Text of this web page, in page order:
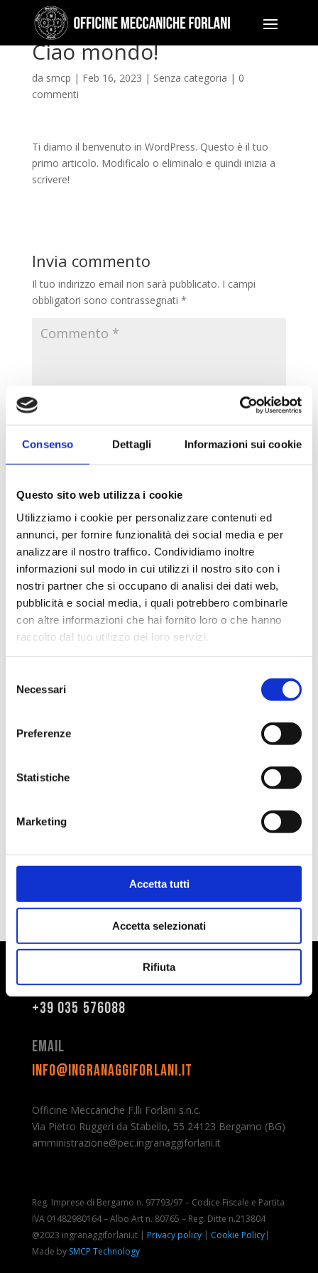
Consenso Dettagli Informazioni sui cookie
Questo sito web utilizza i cookie
Utilizziamo i cookie per personalizzare contenuti ed
annunci, per fornire funzionalità dei social media e per
analizzare il nostro traffico. Condividiamo inoltre
informazioni sul modo in cui utilizzi il nostro sito con i
nostri partner che si occupano di analisi dei dati web,
pubblicità e social media, i quali potrebbero combinarle
con altre informazioni che hai fornito loro o che hanno
raccolto dal tuo utilizzo dei loro servizi.
delNecessari
Preferenze
Statistiche
Marketing
Accetta tutti
Accetta selezionati
Rifiuta
Ciao mondo!
da smcp | Feb 16, 2023 | Senza categoria | 0
commenti
Ti diamo il benvenuto in WordPress. Questo è il tuo
primo articolo. Modificalo o eliminalo e quindi inizia a
scrivere!
Invia commento
Il tuo indirizzo email non sarà pubblicato. I campi
obbligatori sono contrassegnati *
Salva il mio nome, email e sito web in questo
browser per la prossima volta che commento.
Ciao mondo!
Commenti recenti
Nessun commento da mostrare.
Telefono
+39 035 576088
Email
info@ingranaggiforlani.it
Officine Meccaniche F.lli Forlani s.n.c.
Via Pietro Ruggeri da Stabello, 55 24123 Bergamo (BG)
amministrazione@pec.ingranaggiforlani.it
Reg. Imprese di Bergamo n. 97793/97 – Codice Fiscale e Partita
IVA 01482980164 – Albo Art n. 80765 – Reg. Ditte n.213804
@2023 ingranaggiforlani.it | Privacy policy| Cookie Policy|
Made by SMCP Technology